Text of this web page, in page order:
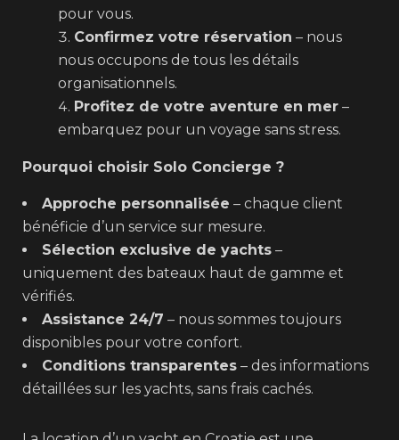
pour vous.
Confirmez votre réservation – nous
nous occupons de tous les détails
organisationnels.
Profitez de votre aventure en mer –
embarquez pour un voyage sans stress.
Pourquoi choisir Solo Concierge ?
Approche personnalisée – chaque client
bénéficie d’un service sur mesure.
Sélection exclusive de yachts –
uniquement des bateaux haut de gamme et
vérifiés.
Assistance 24/7 – nous sommes toujours
disponibles pour votre confort.
Conditions transparentes – des informations
détaillées sur les yachts, sans frais cachés.